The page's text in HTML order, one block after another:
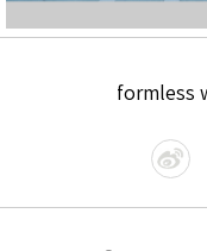
formless